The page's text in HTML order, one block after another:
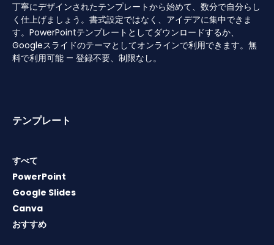
丁寧にデザインされたテンプレートから始めて、数分で自分らし
く仕上げましょう。書式設定ではなく、アイデアに集中できま
す。PowerPointテンプレートとしてダウンロードするか、
Googleスライドのテーマとしてオンラインで利用できます。無
料で利用可能 — 登録不要、制限なし。
テンプレート
すべて
PowerPoint
Google Slides
Canva
おすすめ